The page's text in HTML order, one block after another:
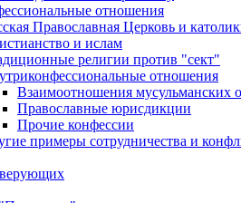
отношения
Православная Церковь и
и ислам
религии против "сект"
отношения
Взаимоотношения мусульманских
Православные юрисдикции
Прочие конфессии
примеры сотрудничества и